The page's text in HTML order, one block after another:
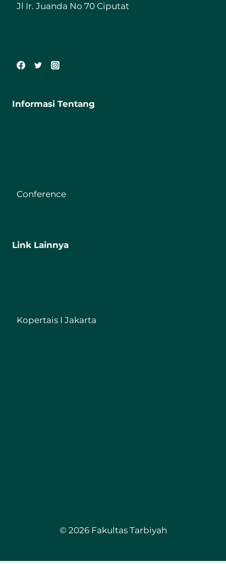
Jl Ir. Juanda No 70 Ciputat
Informasi Tentang
Conference
Link Lainnya
Kopertais I Jakarta
© 2026 Fakultas Tarbiyah